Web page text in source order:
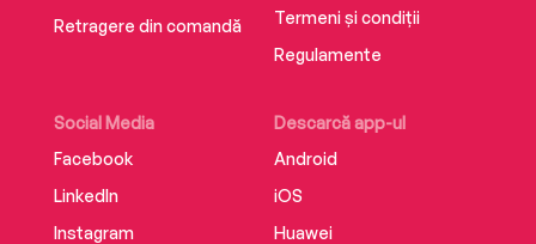
Retragere din comandă
Social Media
Facebook
LinkedIn
Instagram
Descarcă app-ul
Android
iOS
Huawei
Termeni și condiții
Regulamente